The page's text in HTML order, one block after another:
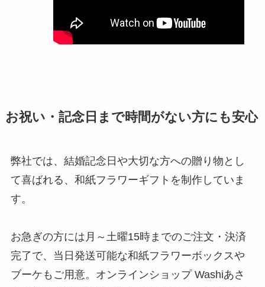
お祝い・記念日まで時間がない方にも安心
弊社では、結婚記念日や大切な方への贈り物とし
て喜ばれる、和紙フラワーギフトを制作していま
す。
お急ぎの方には月～土曜15時までのご注文・決済
完了で、当日発送可能な和紙フラワーボックスや
ブーケもご用意。オンラインショップ Washiあさ